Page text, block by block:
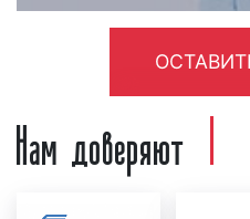
реклама дала отдачу,
вложенные в рекламу
Как разместить
«Восток ФМ»
Нам доверяют